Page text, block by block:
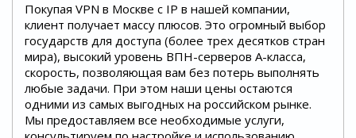
Покупая VPN в Москве с IP в нашей компании,
клиент получает массу плюсов. Это огромный выбор
государств для доступа (более трех десятков стран
мира), высокий уровень ВПН-серверов А-класса,
скорость, позволяющая вам без потерь выполнять
любые задачи. При этом наши цены остаются
одними из самых выгодных на российском рынке.
Мы предоставляем все необходимые услуги,